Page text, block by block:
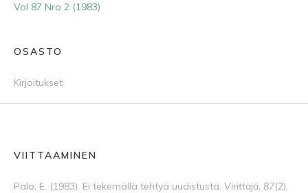
Vol 87 Nro 2 (1983)
OSASTO
Kirjoitukset
VIITTAAMINEN
Palo, E. (1983). Ei tekemällä tehtyä uudistusta. Virittäjä, 87(2),